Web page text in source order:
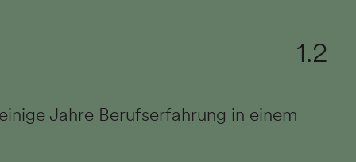
1.2
Jahre Berufserfahrung in einem